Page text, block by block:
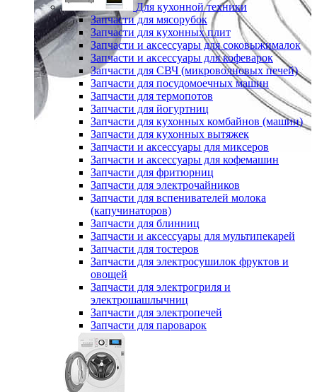
Для кухонной техники
Запчасти для мясорубок
Запчасти для кухонных плит
Запчасти и аксессуары для соковыжималок
Запчасти и аксессуары для кофеварок
Запчасти для СВЧ (микроволновых печей)
Запчасти для посудомоечных машин
Запчасти для термопотов
Запчасти для йогуртниц
Запчасти для кухонных комбайнов (машин)
Запчасти для кухонных вытяжек
Запчасти и аксессуары для миксеров
Запчасти и аксессуары для кофемашин
Запчасти для фритюрниц
Запчасти для электрочайников
Запчасти для вспенивателей молока
(капучинаторов)
Запчасти для блинниц
Запчасти и аксессуары для мультипекарей
Запчасти для тостеров
Запчасти для электросушилок фруктов и
овощей
Запчасти для электрогриля и
электрошашлычниц
Запчасти для электропечей
Запчасти для пароварок